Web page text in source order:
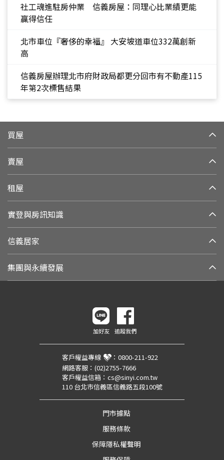
社工魂進駐房仲業 信義房屋：同理心比業績更能
贏得信任
北市車位『奢侈的幸福』 大安坡道車位332萬創新
高
信義房屋辦理北市府財政局都更分回市有不動產115
年第2次標售結果
買屋
賣屋
租屋
實登與房訊知識
信義居家
集團與永續發展
加好友 追蹤我們
客戶權益專線 ： 0800-211-922
網路客服： (02)2755-7666
客戶權益信箱： cs@sinyi.com.tw
110 台北市信義區信義路五段100號
門市據點
服務條款
保障隱私權聲明